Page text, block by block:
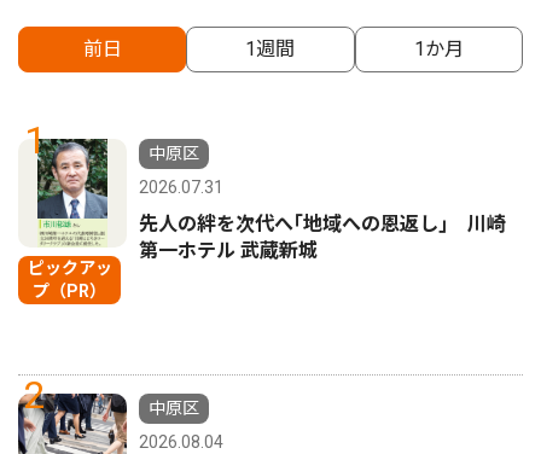
前日 1週間 1か月
1
ピックアッ
プ（PR）
中原区
2026.07.31
先人の絆を次代へ｢地域への恩返し｣ 川崎
第一ホテル 武蔵新城
2
中原区
2026.08.04